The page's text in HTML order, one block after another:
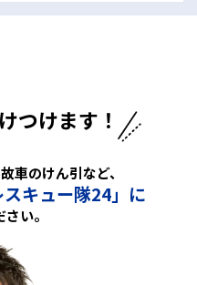
つけます！
車のけん引など、
スキュー隊24」に
い。